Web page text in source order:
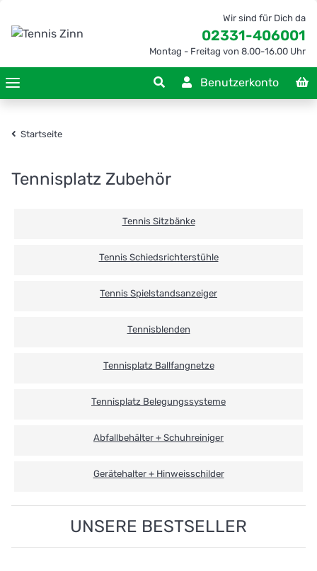
Wir sind für Dich da
02331-406001
Montag - Freitag von 8.00-16.00 Uhr
Benutzerkonto
Startseite
Tennisplatz Zubehör
Tennis Sitzbänke
Tennis Schiedsrichterstühle
Tennis Spielstandsanzeiger
Tennisblenden
Tennisplatz Ballfangnetze
Tennisplatz Belegungssysteme
Abfallbehälter + Schuhreiniger
Gerätehalter + Hinweisschilder
UNSERE BESTSELLER